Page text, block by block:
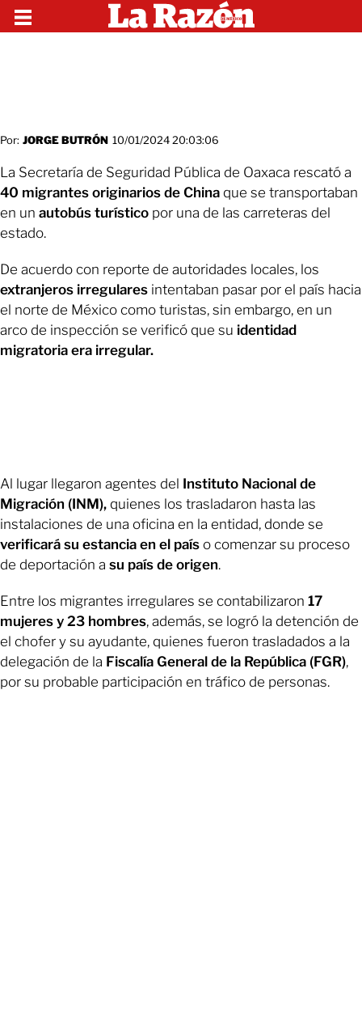
Por: JORGE BUTRÓN 10/01/2024 20:03:06
La Secretaría de Seguridad Pública de Oaxaca rescató a
40 migrantes originarios de China que se transportaban
en un autobús turístico por una de las carreteras del
estado.
De acuerdo con reporte de autoridades locales, los
extranjeros irregulares intentaban pasar por el país hacia
el norte de México como turistas, sin embargo, en un
arco de inspección se verificó que su identidad
migratoria era irregular.
Al lugar llegaron agentes del Instituto Nacional de
Migración (INM), quienes los trasladaron hasta las
instalaciones de una oficina en la entidad, donde se
verificará su estancia en el país o comenzar su proceso
de deportación a su país de origen.
Entre los migrantes irregulares se contabilizaron 17
mujeres y 23 hombres, además, se logró la detención de
el chofer y su ayudante, quienes fueron trasladados a la
delegación de la Fiscalía General de la República (FGR),
por su probable participación en tráfico de personas.